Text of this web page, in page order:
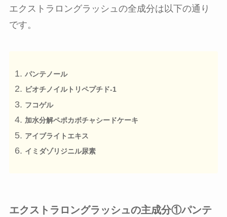
エクストラロングラッシュの全成分は以下の通り
です。
パンテノール
ビオチノイルトリペプチド-1
フコゲル
加水分解ペポカボチャシードケーキ
アイブライトエキス
イミダゾリジニル尿素
エクストラロングラッシュの主成分①パンテ